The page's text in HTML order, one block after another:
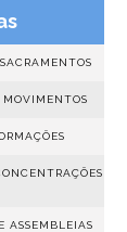
MOVIMENTOS
ASSEMBLEIAS